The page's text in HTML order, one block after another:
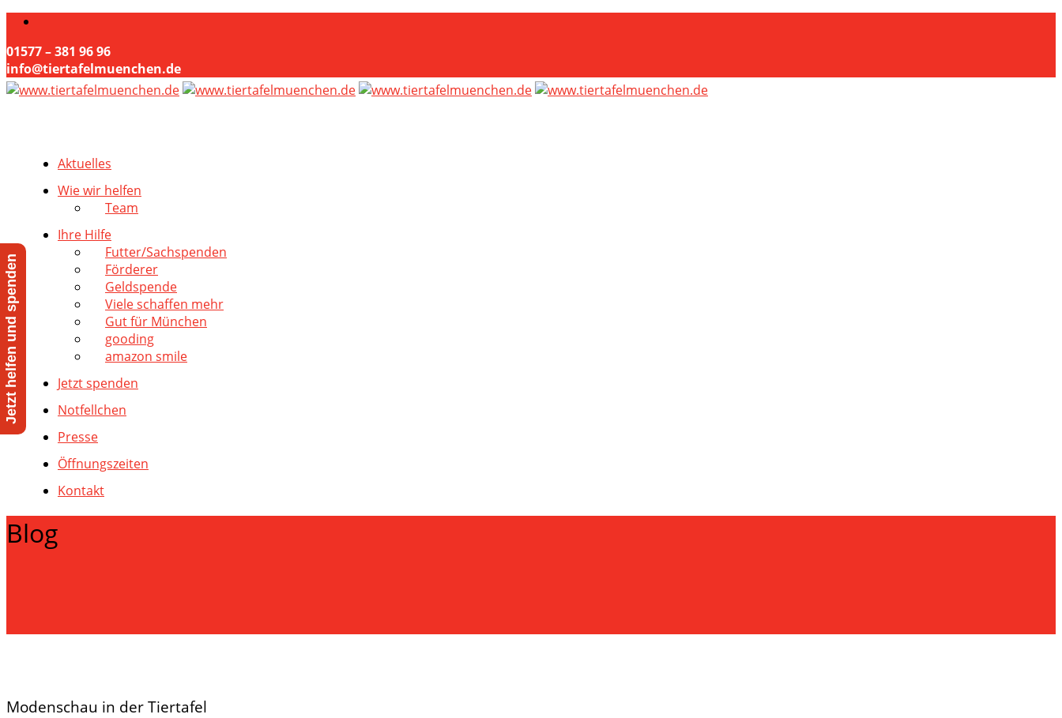
01577 – 381 96 96
info@tiertafelmuenchen.de
Aktuelles
Wie wir helfen
Team
Ihre Hilfe
Futter/Sachspenden
Förderer
Geldspende
Viele schaffen mehr
Gut für München
gooding
amazon smile
Jetzt spenden
Notfellchen
Presse
Öffnungszeiten
Kontakt
Blog
Modenschau in der Tiertafel
Jetzt helfen und spenden